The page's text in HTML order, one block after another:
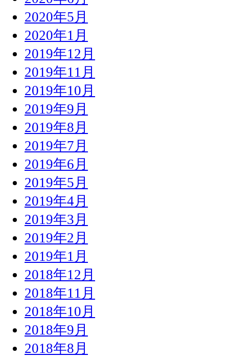
2020年5月
2020年1月
2019年12月
2019年11月
2019年10月
2019年9月
2019年8月
2019年7月
2019年6月
2019年5月
2019年4月
2019年3月
2019年2月
2019年1月
2018年12月
2018年11月
2018年10月
2018年9月
2018年8月